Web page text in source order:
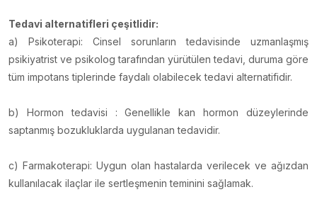
Tedavi alternatifleri çeşitlidir:
a) Psikoterapi: Cinsel sorunların tedavisinde uzmanlaşmış
psikiyatrist ve psikolog tarafından yürütülen tedavi, duruma göre
tüm impotans tiplerinde faydalı olabilecek tedavi alternatifidir.
b) Hormon tedavisi : Genellikle kan hormon düzeylerinde
saptanmış bozukluklarda uygulanan tedavidir.
c) Farmakoterapi: Uygun olan hastalarda verilecek ve ağızdan
kullanılacak ilaçlar ile sertleşmenin teminini sağlamak.